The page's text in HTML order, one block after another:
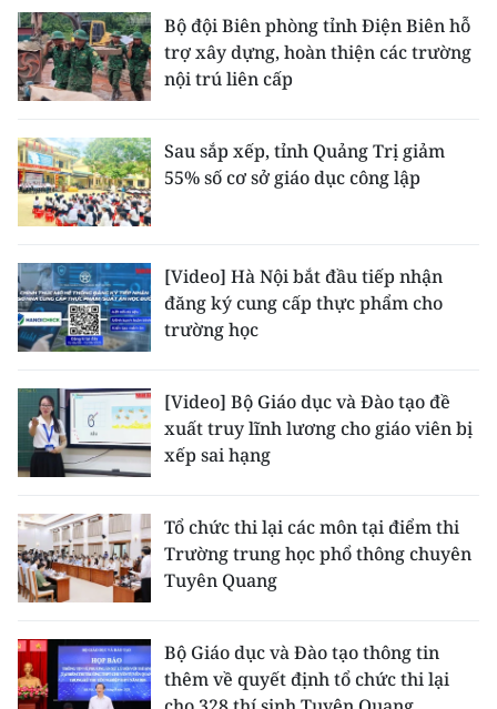
Nguyên
Đông Nam Bộ
Chuyên trang Hà Nội
Chuyên trang TP. Hồ Chí Minh
CHUYÊN ĐỀ
CÁC CHUYÊN TRANG
VỀ BÁO NHÂN DÂN
THỜI NAY
NHÂN DÂN HẰNG THÁNG
MUA BÁO
ĐỌC BÁO IN
Bộ đội Biên phòng tỉnh Điện Biên hỗ
trợ xây dựng, hoàn thiện các trường
nội trú liên cấp
Sau sắp xếp, tỉnh Quảng Trị giảm
55% số cơ sở giáo dục công lập
[Video] Hà Nội bắt đầu tiếp nhận
đăng ký cung cấp thực phẩm cho
trường học
[Video] Bộ Giáo dục và Đào tạo đề
xuất truy lĩnh lương cho giáo viên bị
xếp sai hạng
Tổ chức thi lại các môn tại điểm thi
Trường trung học phổ thông chuyên
Tuyên Quang
Bộ Giáo dục và Đào tạo thông tin
thêm về quyết định tổ chức thi lại